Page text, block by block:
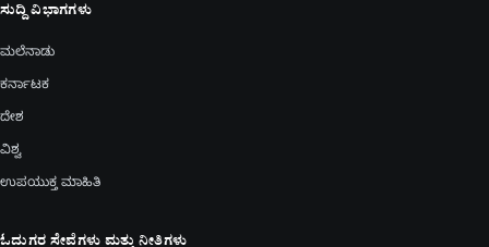
ಸುದ್ದಿ ವಿಭಾಗಗಳು
ಮಲೆನಾಡು
ಕರ್ನಾಟಕ
ದೇಶ
ವಿಶ್ವ
ಉಪಯುಕ್ತ ಮಾಹಿತಿ